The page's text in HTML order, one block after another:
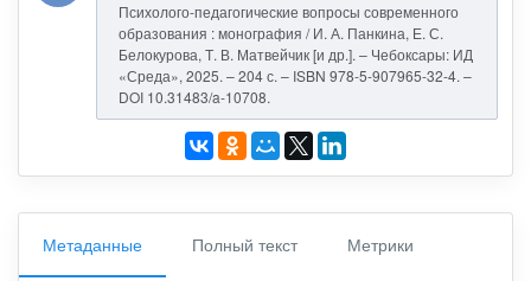
Психолого-педагогические вопросы современного
образования : монография / И. А. Панкина, Е. С.
Белокурова, Т. В. Матвейчик [и др.]. – Чебоксары: ИД
«Среда», 2025. – 204 с. – ISBN 978-5-907965-32-4. –
DOI 10.31483/a-10708.
Метаданные Полный текст Метрики